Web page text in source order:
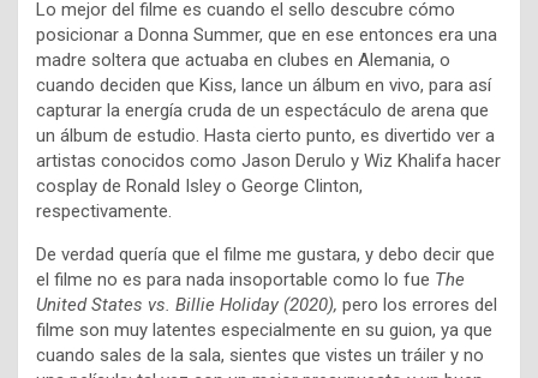
Lo mejor del filme es cuando el sello descubre cómo
posicionar a Donna Summer, que en ese entonces era una
madre soltera que actuaba en clubes en Alemania, o
cuando deciden que Kiss, lance un álbum en vivo, para así
capturar la energía cruda de un espectáculo de arena que
un álbum de estudio. Hasta cierto punto, es divertido ver a
artistas conocidos como Jason Derulo y Wiz Khalifa hacer
cosplay de Ronald Isley o George Clinton,
respectivamente.
De verdad quería que el filme me gustara, y debo decir que
el filme no es para nada insoportable como lo fue The
United States vs. Billie Holiday (2020), pero los errores del
filme son muy latentes especialmente en su guion, ya que
cuando sales de la sala, sientes que vistes un tráiler y no